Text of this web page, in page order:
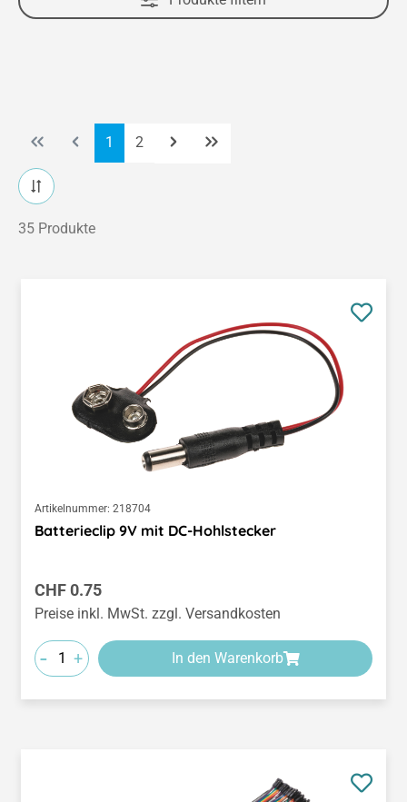
Seite
1 Seite
2
35 Produkte
Artikelnummer: 218704
Batterieclip 9V mit DC-Hohlstecker
Regulärer Preis:
CHF 0.75
Preise inkl. MwSt. zzgl. Versandkosten
- + In den Warenkorb